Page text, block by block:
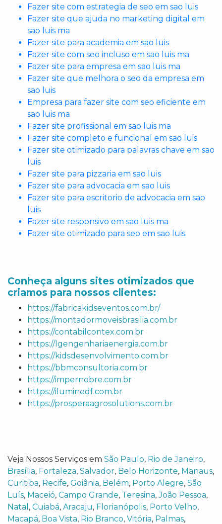
Fazer site com estrategia de seo em sao luis
Fazer site que ajuda no marketing digital em
sao luis ma
Fazer site para academia em sao luis
Fazer site com seo incluso em sao luis ma
Fazer site para empresa em sao luis ma
Fazer site que melhora o seo da empresa em
sao luis
Empresa para fazer site com seo eficiente em
sao luis ma
Fazer site profissional em sao luis ma
Fazer site completo e funcional em sao luis
Fazer site otimizado para palavras chave em sao
luis
Fazer site para pizzaria em sao luis
Fazer site para advocacia em sao luis
Fazer site para escritorio de advocacia em sao
luis
Fazer site responsivo em sao luis ma
Fazer site otimizado para seo em sao luis
Conheça alguns sites otimizados que
criamos para nossos clientes:
https://fabricakidseventos.com.br/
https://montadormoveisbrasilia.com.br
https://contabilcontex.com.br
https://lgengenhariaenergia.com.br
https://kidsdesenvolvimento.com.br
https://bbmconsultoria.com.br
https://impernobre.com.br
https://iluminedf.com.br
https://prosperaagrosolutions.com.br
Veja Nossos Serviços em São Paulo, Rio de Janeiro,
Brasília, Fortaleza, Salvador, Belo Horizonte, Manaus,
Curitiba, Recife, Goiânia, Belém, Porto Alegre, São
Luís, Maceió, Campo Grande, Teresina,João Pessoa,
Natal , Cuiabá, Aracaju, Florianópolis, Porto Velho,
Macapá, Boa Vista, Rio Branco, Vitória, Palmas,